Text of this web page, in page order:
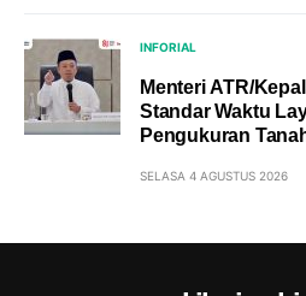
INFORIAL
Menteri ATR/
Standar Waktu
Pengukuran
SELASA 4 AGUSTUS 2026